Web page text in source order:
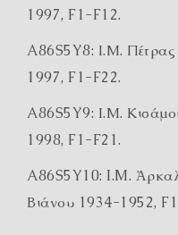
1997, F1-F12.
A86S5Y8: Ι.Μ.
1997, F1-F22.
A86S5Y9: Ι.Μ.
1998, F1-F21.
A86S5Y10: I.M.
Βιάνου 1934-1952,